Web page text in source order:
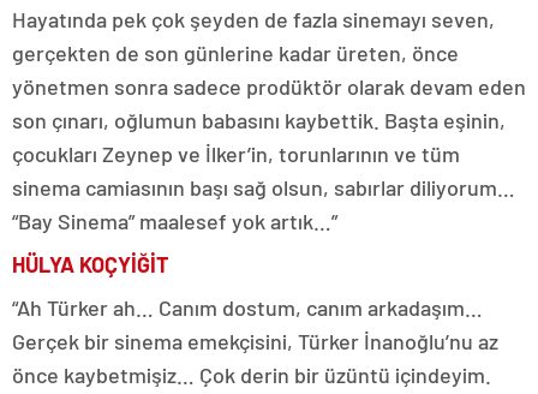
Hayatında pek çok şeyden de fazla sinemayı seven,
gerçekten de son günlerine kadar üreten, önce
yönetmen sonra sadece prodüktör olarak devam eden
son çınarı, oğlumun babasını kaybettik. Başta eşinin,
çocukları Zeynep ve İlker’in, torunlarının ve tüm
sinema camiasının başı sağ olsun, sabırlar diliyorum…
“Bay Sinema” maalesef yok artık…”
HÜLYA KOÇYİĞİT
“Ah Türker ah… Canım dostum, canım arkadaşım…
Gerçek bir sinema emekçisini, Türker İnanoğlu’nu az
önce kaybetmişiz… Çok derin bir üzüntü içindeyim.